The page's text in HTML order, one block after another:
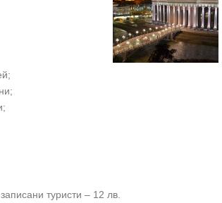
туристи – 12 лв.